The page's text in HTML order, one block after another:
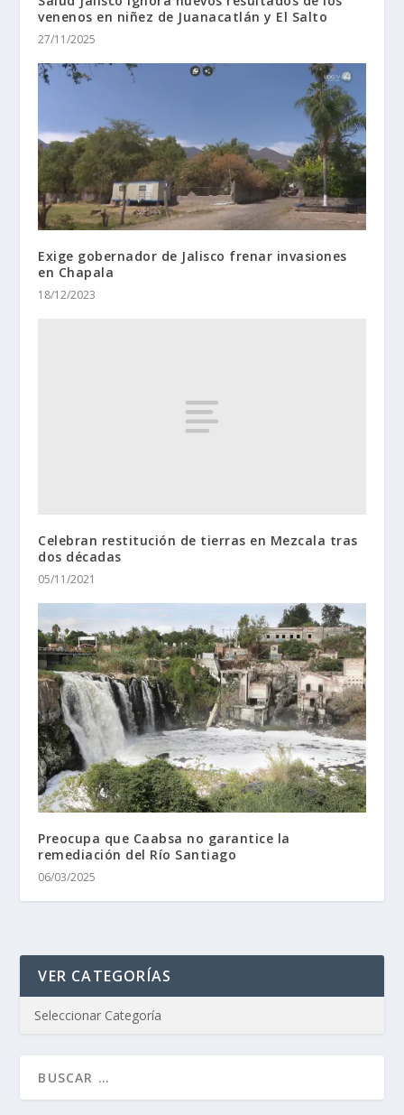
venenos en niñez de Juanacatlán y El Salto
27/11/2025
Exige gobernador de Jalisco frenar invasiones
en Chapala
18/12/2023
Celebran restitución de tierras en Mezcala tras
dos décadas
05/11/2021
Preocupa que Caabsa no garantice la
remediación del Río Santiago
06/03/2025
VER CATEGORÍAS